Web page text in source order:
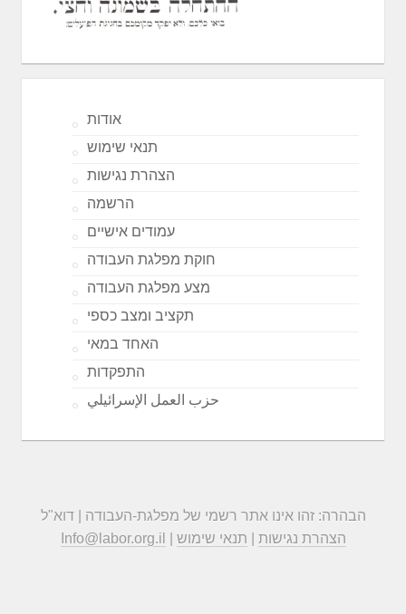
אודות
תנאי שימוש
הצהרת נגישות
הרשמה
עמודים אישיים
חוקת מפלגת העבודה
מצע מפלגת העבודה
תקציב ומצב כספי
האחד במאי
התפקדות
حزب العمل الإسرائيلي
הבהרה: זהו אינו אתר רשמי של מפלגת-העבודה | דוא"ל
Info@labor.org.il
הצהרת נגישות תנאי שימוש